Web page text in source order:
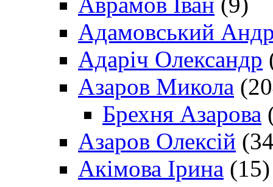
Адамовський
Адаріч Олександр
Азаров Микола
Брехня Азарова
Азаров Олексій
Акімова Ірина (15)